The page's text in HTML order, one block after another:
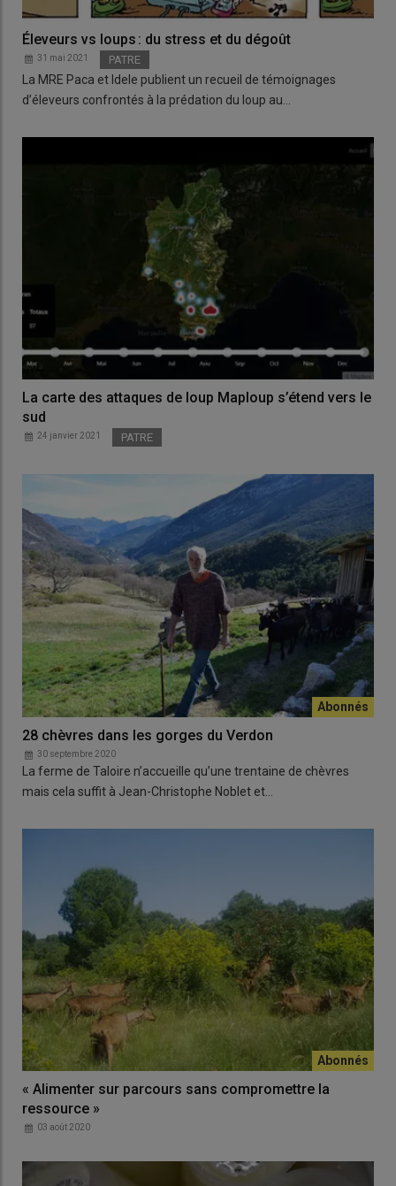
Éleveurs vs loups : du stress et du dégoût
31 mai 2021 PATRE
La MRE Paca et Idele publient un recueil de témoignages
d’éleveurs confrontés à la prédation du loup au…
La carte des attaques de loup Maploup s’étend vers le
sud
24 janvier 2021 PATRE
28 chèvres dans les gorges du Verdon
30 septembre 2020
La ferme de Taloire n’accueille qu’une trentaine de chèvres
mais cela suffit à Jean-Christophe Noblet et…
« Alimenter sur parcours sans compromettre la
ressource »
03 août 2020